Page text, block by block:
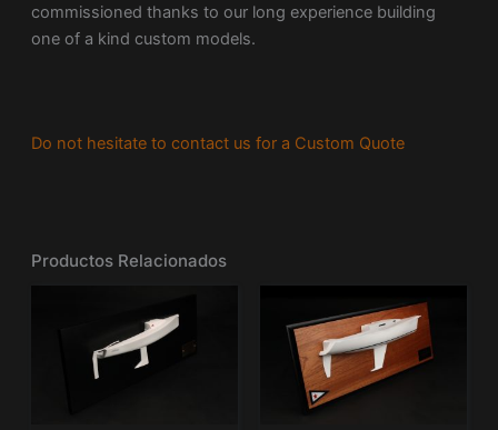
commissioned thanks to our long experience building
one of a kind custom models.
Do not hesitate to contact us for a Custom Quote
Productos Relacionados